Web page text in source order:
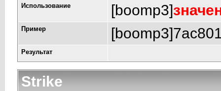
Использование [boomp3]
Пример
Результат
Strike